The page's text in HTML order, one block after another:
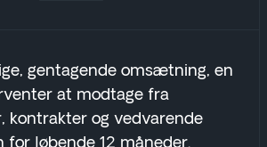
gentagende omsætning, en
at modtage fra
kontrakter og vedvarende